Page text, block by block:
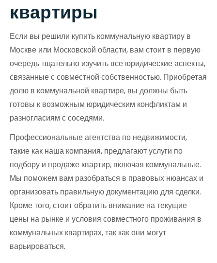
квартиры
Если вы решили купить коммунальную квартиру в
Москве или Московской области, вам стоит в первую
очередь тщательно изучить все юридические аспекты,
связанные с совместной собственностью. Приобретая
долю в коммунальной квартире, вы должны быть
готовы к возможным юридическим конфликтам и
разногласиям с соседями.
Профессиональные агентства по недвижимости,
такие как наша компания, предлагают услуги по
подбору и продаже квартир, включая коммунальные.
Мы поможем вам разобраться в правовых нюансах и
организовать правильную документацию для сделки.
Кроме того, стоит обратить внимание на текущие
цены на рынке и условия совместного проживания в
коммунальных квартирах, так как они могут
варьироваться.